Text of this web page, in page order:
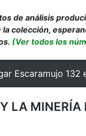
de análisis
colección,
(Ver todos los
Escaramujo 132
LA